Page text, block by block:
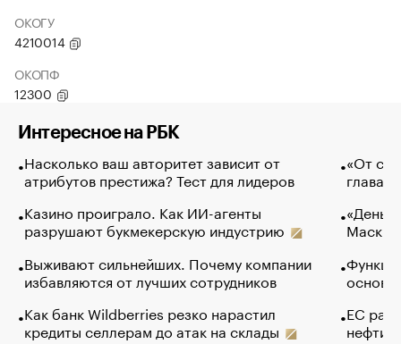
ОКОГУ
4210014
ОКОПФ
12300
Интересное на РБК
Насколько ваш авторитет зависит от
атрибутов престижа? Тест для лидеров
Казино проиграло. Как ИИ-агенты
разрушают букмекерскую индустрию
Выживают сильнейших. Почему компании
избавляются от лучших сотрудников
Как банк Wildberries резко нарастил
кредиты селлерам до атак на склады
«От
глава
Маск в
основ
ЕС
нефти